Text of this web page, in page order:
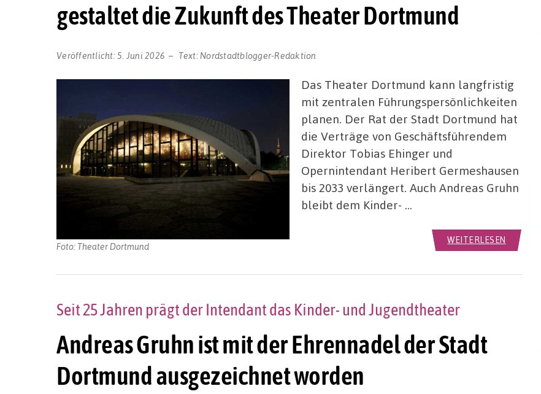
gestaltet die Zukunft des Theater Dortmund
Veröffentlicht:5. Juni 2026 Text: Nordstadtblogger-Redaktion
Foto: Theater Dortmund
Das Theater Dortmund kann langfristig
mit zentralen Führungspersönlichkeiten
planen. Der Rat der Stadt Dortmund hat
die Verträge von Geschäftsführendem
Direktor Tobias Ehinger und
Opernintendant Heribert Germeshausen
bis 2033 verlängert. Auch Andreas Gruhn
bleibt dem Kinder- …
WEITERLESEN
Andreas Gruhn ist mit der Ehrennadel der Stadt
Dortmund ausgezeichnet worden
Seit 25 Jahren prägt der Intendant das Kinder- und Jugendtheater